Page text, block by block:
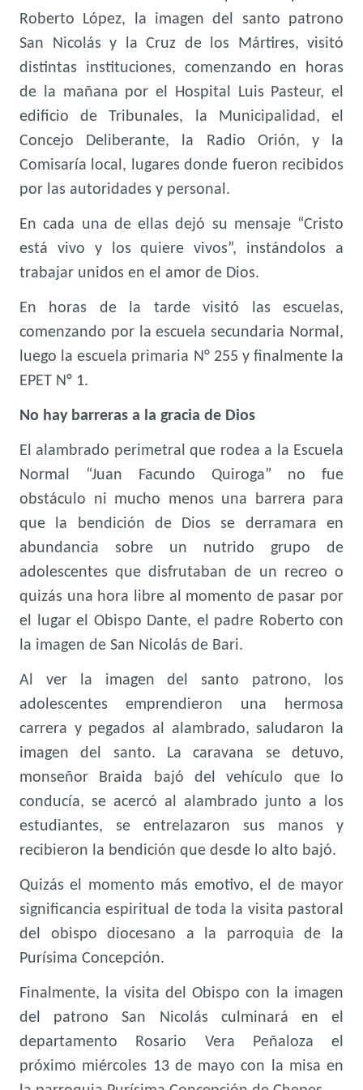
Roberto López, la imagen del santo patrono
San Nicolás y la Cruz de los Mártires, visitó
distintas instituciones, comenzando en horas
de la mañana por el Hospital Luis Pasteur, el
edificio de Tribunales, la Municipalidad, el
Concejo Deliberante, la Radio Orión, y la
Comisaría local, lugares donde fueron recibidos
por las autoridades y personal.
En cada una de ellas dejó su mensaje “Cristo
está vivo y los quiere vivos”, instándolos a
trabajar unidos en el amor de Dios.
En horas de la tarde visitó las escuelas,
comenzando por la escuela secundaria Normal,
luego la escuela primaria N° 255 y finalmente la
EPET N° 1.
No hay barreras a la gracia de Dios
El alambrado perimetral que rodea a la Escuela
Normal “Juan Facundo Quiroga” no fue
obstáculo ni mucho menos una barrera para
que la bendición de Dios se derramara en
abundancia sobre un nutrido grupo de
adolescentes que disfrutaban de un recreo o
quizás una hora libre al momento de pasar por
el lugar el Obispo Dante, el padre Roberto con
la imagen de San Nicolás de Bari.
Al ver la imagen del santo patrono, los
adolescentes emprendieron una hermosa
carrera y pegados al alambrado, saludaron la
imagen del santo. La caravana se detuvo,
monseñor Braida bajó del vehículo que lo
conducía, se acercó al alambrado junto a los
estudiantes, se entrelazaron sus manos y
recibieron la bendición que desde lo alto bajó.
Quizás el momento más emotivo, el de mayor
significancia espiritual de toda la visita pastoral
del obispo diocesano a la parroquia de la
Purísima Concepción.
Finalmente, la visita del Obispo con la imagen
del patrono San Nicolás culminará en el
departamento Rosario Vera Peñaloza el
próximo miércoles 13 de mayo con la misa en